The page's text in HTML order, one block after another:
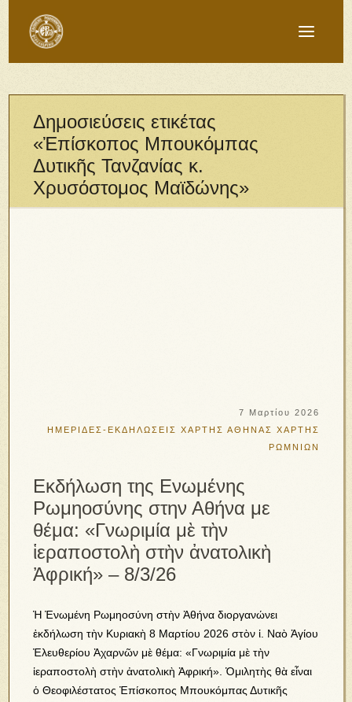
Δημοσιεύσεις ετικέτας
«Ἐπίσκοπος Μπουκόμπας
Δυτικῆς Τανζανίας κ.
Χρυσόστομος Μαϊδώνης»
7 Μαρτίου 2026
ΗΜΕΡΙΔΕΣ-ΕΚΔΗΛΩΣΕΙΣ
ΧΑΡΤΗΣ ΑΘΗΝΑΣ
ΧΑΡΤΗΣ
ΡΩΜΝΙΩΝ
Εκδήλωση της Ενωμένης
Ρωμηοσύνης στην Αθήνα με
θέμα: «Γνωριμία μὲ τὴν
ἱεραποστολὴ στὴν ἀνατολικὴ
Ἀφρική» – 8/3/26
Ἡ Ἐνωμένη Ρωμηοσύνη στὴν Ἀθήνα διοργανώνει
ἐκδήλωση τὴν Κυριακὴ 8 Μαρτίου 2026 στὸν ἱ. Ναὸ Ἁγίου
Ἐλευθερίου Ἀχαρνῶν μὲ θέμα: «Γνωριμία μὲ τὴν
ἱεραποστολὴ στὴν ἀνατολικὴ Ἀφρική». Ὁμιλητὴς θὰ εἶναι
ὁ Θεοφιλέστατος Ἐπίσκοπος Μπουκόμπας Δυτικῆς